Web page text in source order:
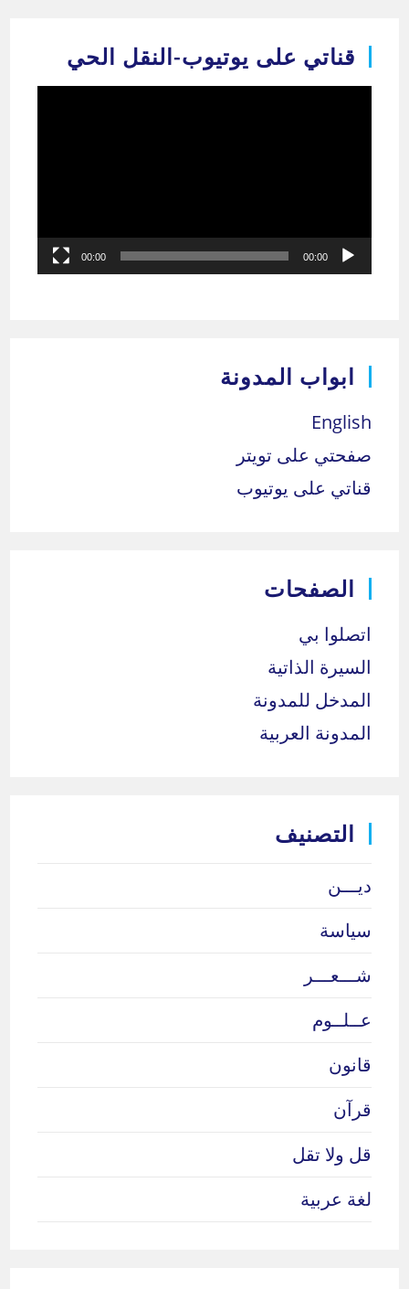
قناتي على يوتيوب-النقل الحي
00:00
00:00
ابواب المدونة
English
صفحتي على تويتر
قناتي على يوتيوب
الصفحات
اتصلوا بي
السيرة الذاتية
المدخل للمدونة
المدونة العربية
التصنيف
ديـــن
سياسة
شـــعـــر
عــلــوم
قانون
قرآن
قل ولا تقل
لغة عربية